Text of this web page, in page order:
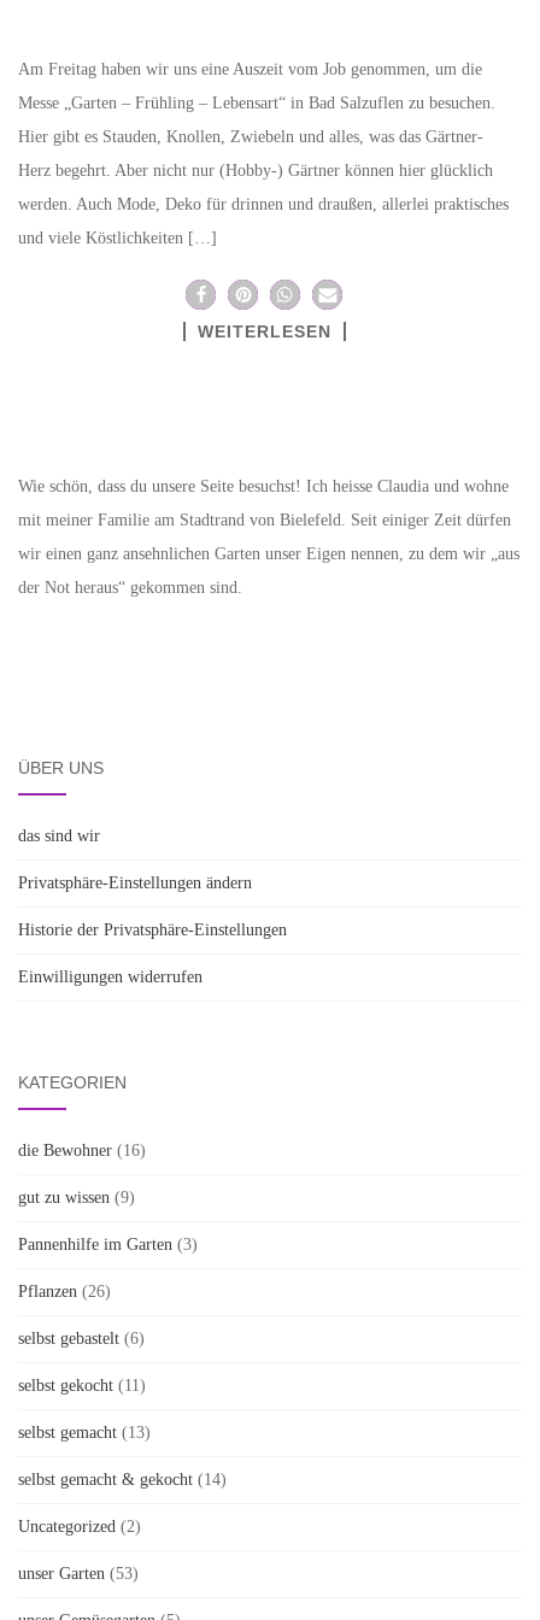
Am Freitag haben wir uns eine Auszeit vom Job genommen, um die
Messe „Garten – Frühling – Lebensart“ in Bad Salzuflen zu besuchen.
Hier gibt es Stauden, Knollen, Zwiebeln und alles, was das Gärtner-
Herz begehrt. Aber nicht nur (Hobby-) Gärtner können hier glücklich
werden. Auch Mode, Deko für drinnen und draußen, allerlei praktisches
und viele Köstlichkeiten […]
WEITERLESEN
Wie schön, dass du unsere Seite besuchst! Ich heisse Claudia und wohne
mit meiner Familie am Stadtrand von Bielefeld. Seit einiger Zeit dürfen
wir einen ganz ansehnlichen Garten unser Eigen nennen, zu dem wir „aus
der Not heraus“ gekommen sind.
ÜBER UNS
das sind wir
Privatsphäre-Einstellungen ändern
Historie der Privatsphäre-Einstellungen
Einwilligungen widerrufen
KATEGORIEN
die Bewohner (16)
gut zu wissen (9)
Pannenhilfe im Garten (3)
Pflanzen (26)
selbst gebastelt (6)
selbst gekocht (11)
selbst gemacht (13)
selbst gemacht & gekocht (14)
Uncategorized (2)
unser Garten (53)